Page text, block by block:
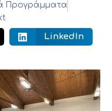
Προγράμματα
LinkedIn